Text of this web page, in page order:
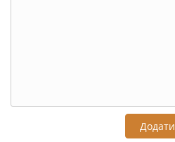
Додати